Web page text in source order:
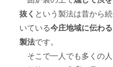
抜く という製法は昔から続
いている今庄地域に伝わる
製法です。
そこで一人でも多くの人